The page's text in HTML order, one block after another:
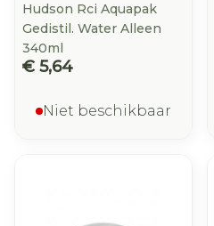
Hudson Rci Aquapak
Gedistil. Water Alleen
340ml
€ 5,64
Niet beschikbaar